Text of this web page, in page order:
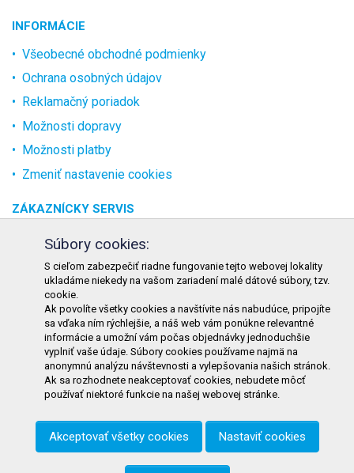
INFORMÁCIE
Všeobecné obchodné podmienky
Ochrana osobných údajov
Reklamačný poriadok
Možnosti dopravy
Možnosti platby
Zmeniť nastavenie cookies
ZÁKAZNÍCKY SERVIS
O spoločnosti
Kontakt
Odstúpenie od zmluvy online
KONTAKT
TURON GASTRO s.r.o.
Starohorského 4328/3
031 01 Liptovský Mikuláš
Slovenská republika
Telefón:+421 911 585 730
objednavky@tgastro.sk
Súbory cookies:
S cieľom zabezpečiť riadne fungovanie tejto webovej lokality
ukladáme niekedy na vašom zariadení malé dátové súbory, tzv.
cookie.
Ak povolíte všetky cookies a navštívite nás nabudúce, pripojíte
sa vďaka ním rýchlejšie, a náš web vám ponúkne relevantné
informácie a umožní vám počas objednávky jednoduchšie
vyplniť vaše údaje. Súbory cookies používame najmä na
anonymnú analýzu návštevnosti a vylepšovania našich stránok.
Ak sa rozhodnete neakceptovať cookies, nebudete môcť
používať niektoré funkcie na našej webovej stránke.
Akceptovať všetky cookies Nastaviť cookies